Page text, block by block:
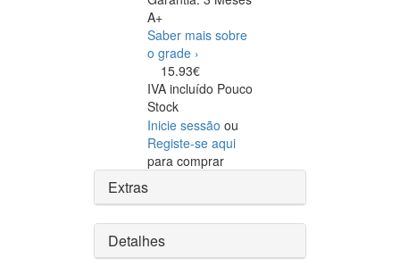
A+
Saber mais sobre
o grade ›
15.93€
IVA incluído Pouco
Stock
Inicie sessão ou
Registe-se aqui
para comprar
Extras
Detalhes